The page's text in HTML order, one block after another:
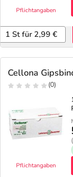
Tierapotheke
Vitamine &
Marken
Salus Deals
Pflichtangaben
1 St für 2,99 €
Cellona
(0)
Pflichtangaben